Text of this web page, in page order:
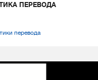
ПЕРЕВОДА
перевода